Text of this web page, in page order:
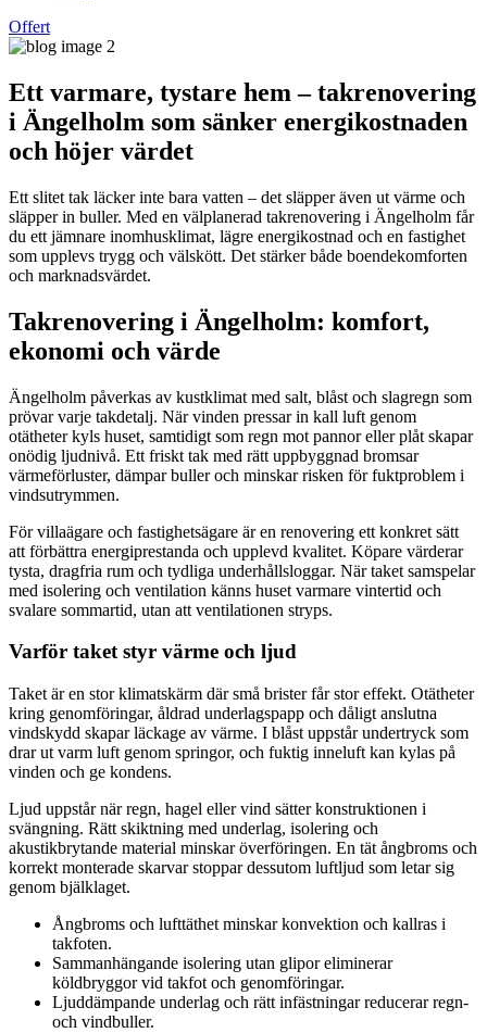
Offert
Ett varmare, tystare hem – takrenovering
i Ängelholm som sänker energikostnaden
och höjer värdet
Ett slitet tak läcker inte bara vatten – det släpper även ut värme och
släpper in buller. Med en välplanerad takrenovering i Ängelholm får
du ett jämnare inomhusklimat, lägre energikostnad och en fastighet
som upplevs trygg och välskött. Det stärker både boendekomforten
och marknadsvärdet.
Takrenovering i Ängelholm: komfort,
ekonomi och värde
Ängelholm påverkas av kustklimat med salt, blåst och slagregn som
prövar varje takdetalj. När vinden pressar in kall luft genom
otätheter kyls huset, samtidigt som regn mot pannor eller plåt skapar
onödig ljudnivå. Ett friskt tak med rätt uppbyggnad bromsar
värmeförluster, dämpar buller och minskar risken för fuktproblem i
vindsutrymmen.
För villaägare och fastighetsägare är en renovering ett konkret sätt
att förbättra energiprestanda och upplevd kvalitet. Köpare värderar
tysta, dragfria rum och tydliga underhållsloggar. När taket samspelar
med isolering och ventilation känns huset varmare vintertid och
svalare sommartid, utan att ventilationen stryps.
Varför taket styr värme och ljud
Taket är en stor klimatskärm där små brister får stor effekt. Otätheter
kring genomföringar, åldrad underlagspapp och dåligt anslutna
vindskydd skapar läckage av värme. I blåst uppstår undertryck som
drar ut varm luft genom springor, och fuktig inneluft kan kylas på
vinden och ge kondens.
Ljud uppstår när regn, hagel eller vind sätter konstruktionen i
svängning. Rätt skiktning med underlag, isolering och
akustikbrytande material minskar överföringen. En tät ångbroms och
korrekt monterade skarvar stoppar dessutom luftljud som letar sig
genom bjälklaget.
Ångbroms och lufttäthet minskar konvektion och kallras i
takfoten.
Sammanhängande isolering utan glipor eliminerar
köldbryggor vid takfot och genomföringar.
Ljuddämpande underlag och rätt infästningar reducerar regn-
och vindbuller.